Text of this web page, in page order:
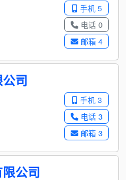
手机 5
电话 0
邮箱 4
司
手机 3
电话 3
邮箱 3
公司